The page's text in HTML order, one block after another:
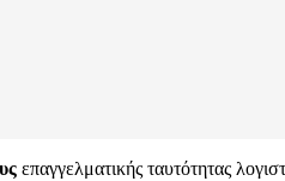
επαγγελματικής ταυτότητας